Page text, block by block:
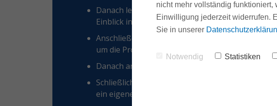
Danach lernst du das gesamte Team im Büro
Einblick in unsere Arbeitsweise.
Anschließend verbringst du Zeit im Lager, wo du
um die Projektvorbereitung, Bestellung und
Danach arbeitest du gemeinsam im Team an
Schließlich, wenn du dich bereit fühlst,
ein eigenes Projekt.
nicht mehr vollständig
Einwilligung jederzeit widerrufen.
Sie in unserer
Notwendig Statistiken